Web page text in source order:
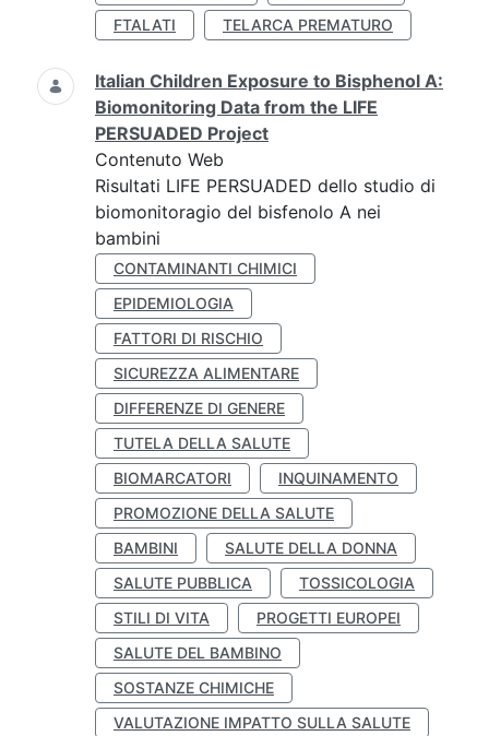
FTALATI
TELARCA PREMATURO
Italian Children Exposure to Bisphenol A:
Biomonitoring Data from the LIFE
PERSUADED Project
Contenuto Web
Risultati LIFE PERSUADED dello studio di
biomonitoragio del bisfenolo A nei
bambini
CONTAMINANTI CHIMICI
EPIDEMIOLOGIA
FATTORI DI RISCHIO
SICUREZZA ALIMENTARE
DIFFERENZE DI GENERE
TUTELA DELLA SALUTE
BIOMARCATORI
INQUINAMENTO
PROMOZIONE DELLA SALUTE
BAMBINI
SALUTE DELLA DONNA
SALUTE PUBBLICA
TOSSICOLOGIA
STILI DI VITA
PROGETTI EUROPEI
SALUTE DEL BAMBINO
SOSTANZE CHIMICHE
VALUTAZIONE IMPATTO SULLA SALUTE